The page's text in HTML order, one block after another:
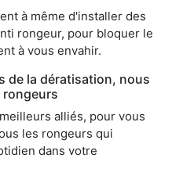
à même d'installer des
rongeur, pour bloquer le
à vous envahir.
de la dératisation, nous
alliés, pour vous
les rongeurs qui
dans votre